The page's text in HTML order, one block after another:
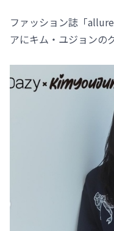
ファッション誌「
アにキム・ユジョンの